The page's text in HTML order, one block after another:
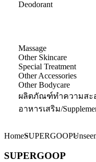
Deodorant
Massage
Other Skincare
Special Treatment
Other Accessories
Other Bodycare
ผลิตภัณฑ์ทำความสะ
อาหารเสริม/
HomeSUPERGOOP
SUPERGOOP